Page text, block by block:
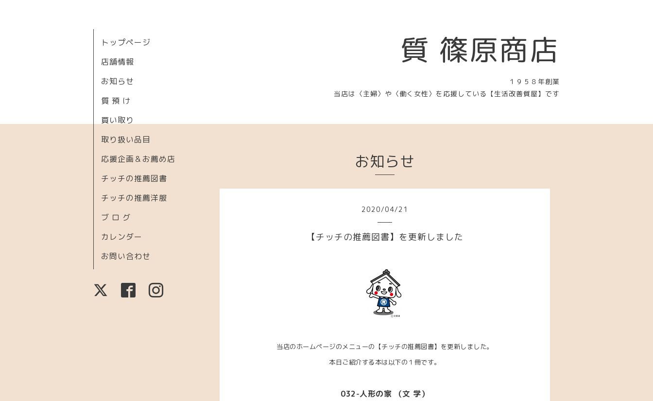
質 篠原商店
１９５８年創業
当店は〈主婦〉や〈働く女性〉を応援している【生活改善質屋】です
トップページ
店舗情報
お知らせ
質 預 け
買い取り
取り扱い品目
応援企画＆お薦め店
チッチの推薦図書
チッチの推薦洋服
ブ ロ グ
カレンダー
お問い合わせ
お知らせ
2020/04/21
【チッチの推薦図書】を更新しました
当店のホームページのメニューの【チッチの推薦図書】を更新しました。
本日ご紹介する本は以下の１冊です。
032-人形の家 （文 学）